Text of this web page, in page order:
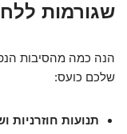
שגורמות
הנה כמה מהסיבות
שלכם כועס:
תנועות חוזרניות